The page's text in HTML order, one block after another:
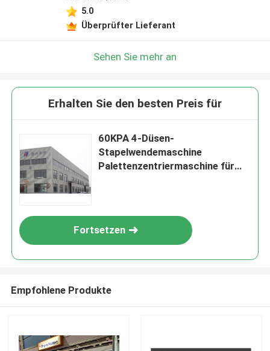
5.0
Überprüfter Lieferant
Sehen Sie mehr an
Erhalten Sie den besten Preis für
60KPA 4-Düsen-
Stapelwendemaschine
Palettenzentriermaschine für
Fortsetzen
Empfohlene Produkte